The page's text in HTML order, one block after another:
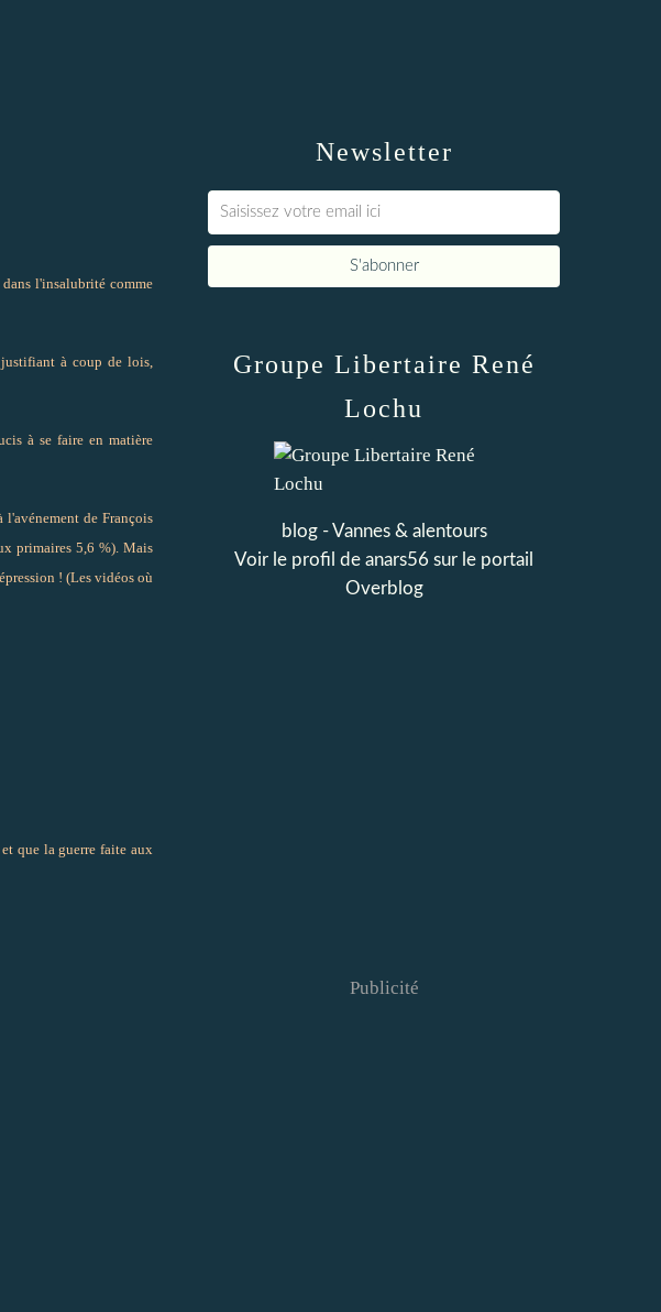
l'insalubrité comme
à coup de lois,
à se faire en matière
l'avénement de François
primaires 5,6 %). Mais
! (Les vidéos où
que la guerre faite aux
Newsletter
Groupe Libertaire René
Lochu
blog - Vannes & alentours
Voir le profil de anars56 sur le portail
Overblog
Publicité